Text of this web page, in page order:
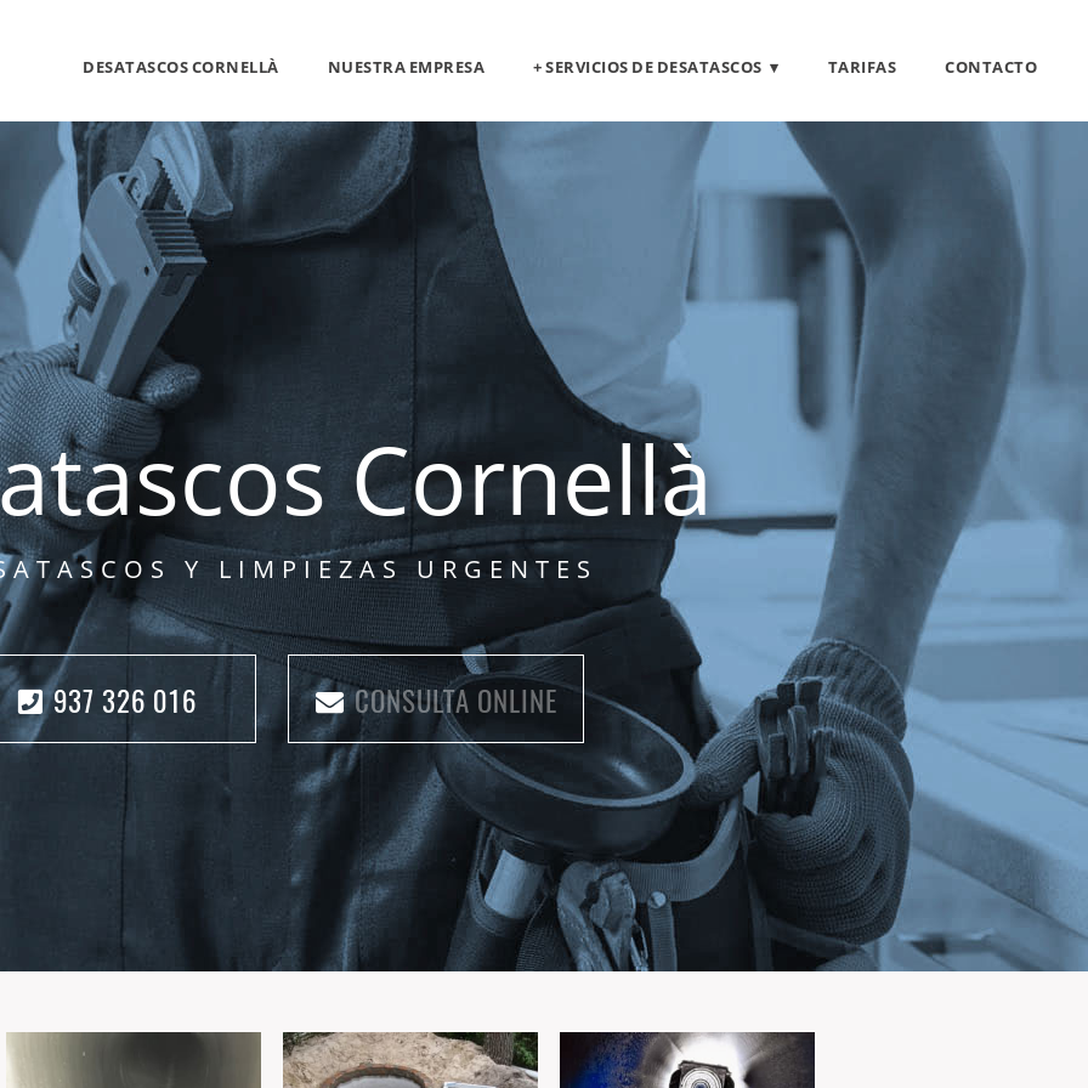
DESATASCOS CORNELLÀ NUESTRA EMPRESA + SERVICIOS DE DESATASCOS TARIFAS CONTACTO
Cornellà
Y LIMPIEZAS URGENTES
937 326 016 CONSULTA ONLINE